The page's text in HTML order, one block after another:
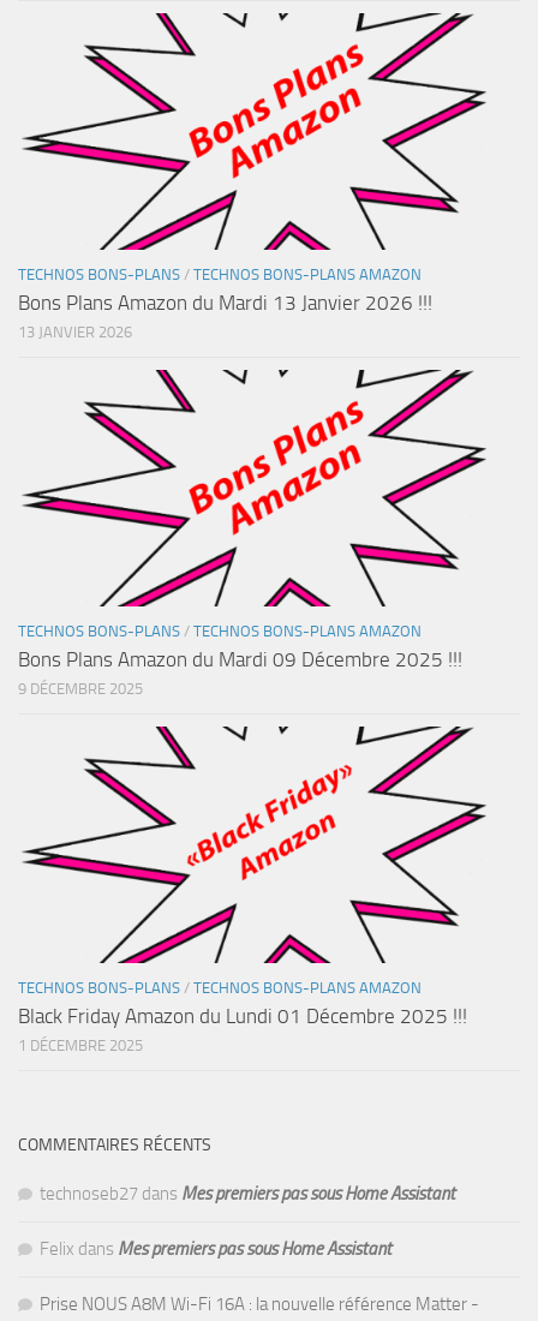
TECHNOS BONS-PLANS / TECHNOS BONS-PLANS AMAZON
Bons Plans Amazon du Mardi 13 Janvier 2026 !!!
13 JANVIER 2026
TECHNOS BONS-PLANS / TECHNOS BONS-PLANS AMAZON
Bons Plans Amazon du Mardi 09 Décembre 2025 !!!
9 DÉCEMBRE 2025
TECHNOS BONS-PLANS / TECHNOS BONS-PLANS AMAZON
Black Friday Amazon du Lundi 01 Décembre 2025 !!!
1 DÉCEMBRE 2025
COMMENTAIRES RÉCENTS
technoseb27 dans Mes premiers pas sous Home Assistant
Felix dans Mes premiers pas sous Home Assistant
Prise NOUS A8M Wi-Fi 16A : la nouvelle référence Matter -